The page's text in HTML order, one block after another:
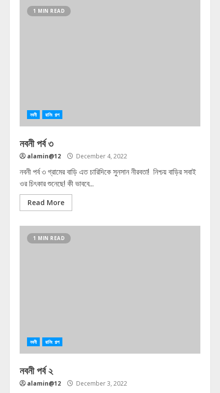
1 MIN READ
নবনী রানিং গল্প
নবনী পর্ব ৩
alamin@12 December 4, 2022
নবনী পর্ব ৩ গ্রামের বাড়ি এত চারিদিকে সুনসান নীরবতা! নিশ্চয় বাড়ির সবাই
ওর চিৎকার শুনেছে! কী ভাববে...
Read More
1 MIN READ
নবনী রানিং গল্প
নবনী পর্ব ২
alamin@12 December 3, 2022